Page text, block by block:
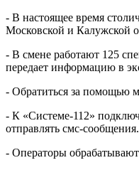
- В настоящее время
Московской и Калужской
- В смене работают 125
передает информацию в
- Обратиться за помощью
- К «Системе-112»
отправлять смс-сообщения.
- Операторы